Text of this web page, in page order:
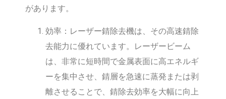
があります。
効率：レーザー錆除去機は、その高速錆除
去能力に優れています。レーザービーム
は、非常に短時間で金属表面に高エネルギ
ーを集中させ、錆層を急速に蒸発または剥
離させることで、錆除去効率を大幅に向上